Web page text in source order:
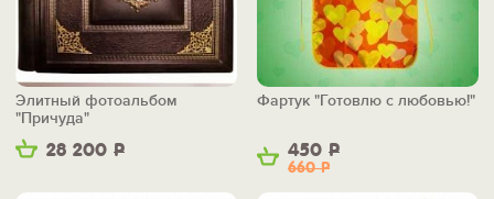
28 200 Р
Элитный фотоальбом
"Причуда"
450 Р
660Р
Фартук "Готовлю с любовью!"